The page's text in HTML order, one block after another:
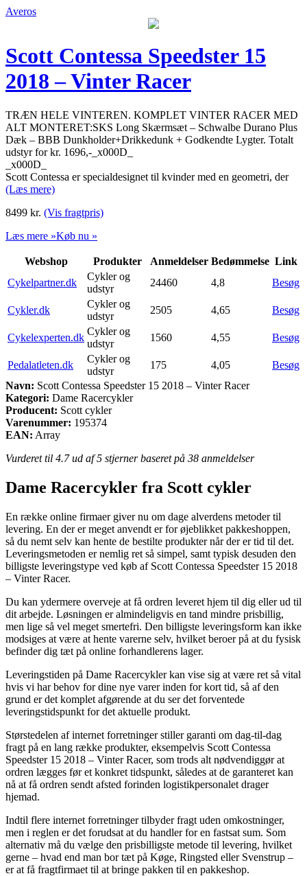
Averos
Scott Contessa Speedster 15
2018 – Vinter Racer
TRÆN HELE VINTEREN. KOMPLET VINTER RACER MED
ALT MONTERET:SKS Long Skærmsæt – Schwalbe Durano Plus
Dæk – BBB Dunkholder+Drikkedunk + Godkendte Lygter. Totalt
udstyr for kr. 1696,-_x000D_
_x000D_
Scott Contessa er specialdesignet til kvinder med en geometri, der
(Læs mere)
8499 kr. (Vis fragtpris)
Læs mere »Køb nu »
Webshop Produkter Anmeldelser Bedømmelse Link
Cykelpartner.dk
Cykler og
udstyr
24460 4,8 Besøg
Cykler.dk
Cykler og
udstyr
2505 4,65 Besøg
Cykelexperten.dk
Cykler og
udstyr
1560 4,55 Besøg
Pedalatleten.dk
Cykler og
udstyr
175 4,05
Besøg
Navn: Scott Contessa Speedster 15 2018 – Vinter Racer
Kategori: Dame Racercykler
Producent: Scott cykler
Varenummer: 195374
EAN: Array
Vurderet til 4.7ud af 5 stjerner baseret på 38 anmeldelser
Dame Racercykler fra Scott cykler
En række online firmaer giver nu om dage alverdens metoder til
levering. En der er meget anvendt er for øjeblikket pakkeshoppen,
så du nemt selv kan hente de bestilte produkter når der er tid til det.
Leveringsmetoden er nemlig ret så simpel, samt typisk desuden den
billigste leveringstype ved køb af Scott Contessa Speedster 15 2018
– Vinter Racer.
Du kan ydermere overveje at få ordren leveret hjem til dig eller ud til
dit arbejde. Løsningen er almindeligvis en tand mindre prisbillig,
men lige så vel meget smertefri. Den billigste leveringsform kan ikke
modsiges at være at hente varerne selv, hvilket beroer på at du fysisk
befinder dig tæt på online forhandlerens lager.
Leveringstiden på Dame Racercykler kan vise sig at være ret så vital
hvis vi har behov for dine nye varer inden for kort tid, så af den
grund er det komplet afgørende at du ser det forventede
leveringstidspunkt for det aktuelle produkt.
Størstedelen af internet forretninger stiller garanti om dag-til-dag
fragt på en lang række produkter, eksempelvis Scott Contessa
Speedster 15 2018 – Vinter Racer, som trods alt nødvendiggør at
ordren lægges før et konkret tidspunkt, således at de garanteret kan
nå at få ordren sendt afsted forinden logistikpersonalet drager
hjemad.
Indtil flere internet forretninger tilbyder fragt uden omkostninger,
men i reglen er det forudsat at du handler for en fastsat sum. Som
alternativ må du vælge den prisbilligste metode til levering, hvilket
gerne – hvad end man bor tæt på Køge, Ringsted eller Svenstrup –
er at få fragtfirmaet til at bringe pakken til en pakkeshop.